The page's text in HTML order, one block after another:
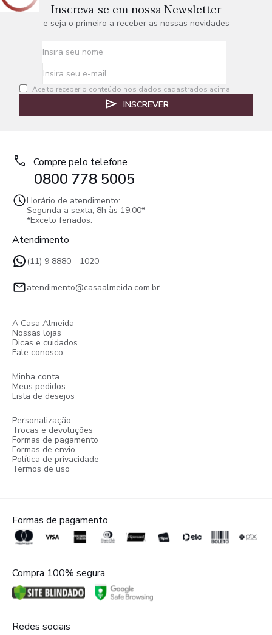
Inscreva-se em nossa Newsletter
e seja o primeiro a receber as nossas novidades
Aceito receber o conteúdo nos dados cadastrados acima
INSCREVER
Compre pelo telefone
0800 778 5005
Horário de atendimento:
Segunda a sexta, 8h às 19:00*
*Exceto feriados.
Atendimento
(11) 9 8880 - 1020
atendimento@casaalmeida.com.br
A Casa Almeida
Nossas lojas
Dicas e cuidados
Fale conosco
Minha conta
Meus pedidos
Lista de desejos
Personalização
Trocas e devoluções
Formas de pagamento
Formas de envio
Política de privacidade
Termos de uso
Formas de pagamento
Compra 100% segura
Redes sociais